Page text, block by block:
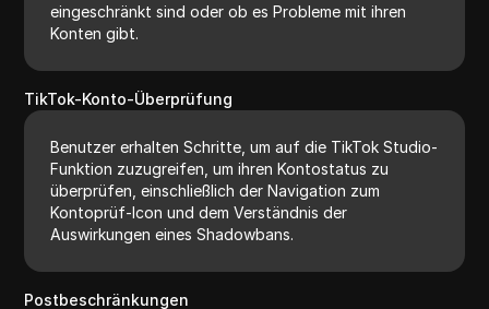
eingeschränkt sind oder ob es Probleme mit ihren
Konten gibt.
TikTok-Konto-Überprüfung
Benutzer erhalten Schritte, um auf die TikTok Studio-
Funktion zuzugreifen, um ihren Kontostatus zu
überprüfen, einschließlich der Navigation zum
Kontoprüf-Icon und dem Verständnis der
Auswirkungen eines Shadowbans.
Postbeschränkungen